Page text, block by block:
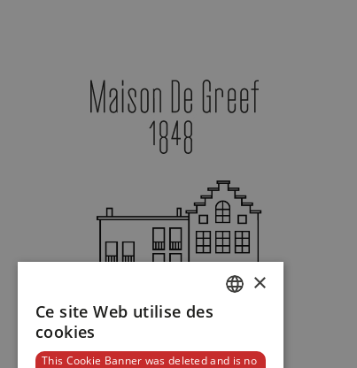
Tudor
×
Ce site Web utilise des
cookies
This Cookie Banner was deleted and is no